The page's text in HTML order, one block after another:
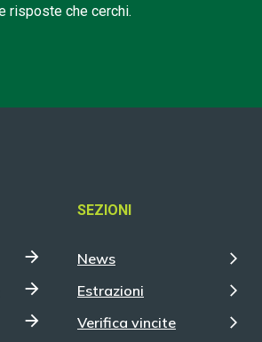
risposte che cerchi.
SEZIONI
News
Estrazioni
Verifica vincite